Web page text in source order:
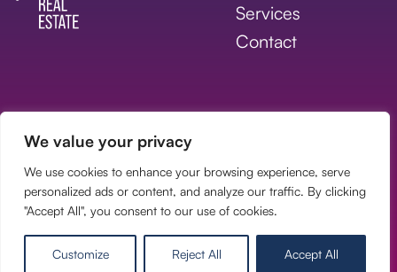
We value your privacy
We use cookies to enhance your browsing experience, serve
personalized ads or content, and analyze our traffic. By clicking
"Accept All", you consent to our use of cookies.
Customize Reject All Accept All
Services
Contact
Copyright © 2026
All rights reserved.
Tailored inquiry
GDPR